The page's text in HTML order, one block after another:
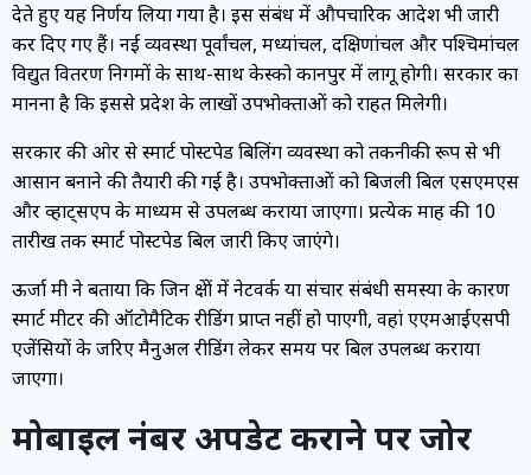
देते हुए यह निर्णय लिया गया है। इस संबंध में औपचारिक आदेश भी जारी
कर दिए गए हैं। नई व्यवस्था पूर्वांचल, मध्यांचल, दक्षिणांचल और पश्चिमांचल
विद्युत वितरण निगमों के साथ-साथ केस्को कानपुर में लागू होगी। सरकार का
मानना है कि इससे प्रदेश के लाखों उपभोक्ताओं को राहत मिलेगी।
सरकार की ओर से स्मार्ट पोस्टपेड बिलिंग व्यवस्था को तकनीकी रूप से भी
आसान बनाने की तैयारी की गई है। उपभोक्ताओं को बिजली बिल एसएमएस
और व्हाट्सएप के माध्यम से उपलब्ध कराया जाएगा। प्रत्येक माह की 10
तारीख तक स्मार्ट पोस्टपेड बिल जारी किए जाएंगे।
ऊर्जा मंत्री ने बताया कि जिन क्षेत्रों में नेटवर्क या संचार संबंधी समस्या के कारण
स्मार्ट मीटर की ऑटोमैटिक रीडिंग प्राप्त नहीं हो पाएगी, वहां एएमआईएसपी
एजेंसियों के जरिए मैनुअल रीडिंग लेकर समय पर बिल उपलब्ध कराया
जाएगा।
मोबाइल नंबर अपडेट कराने पर जोर